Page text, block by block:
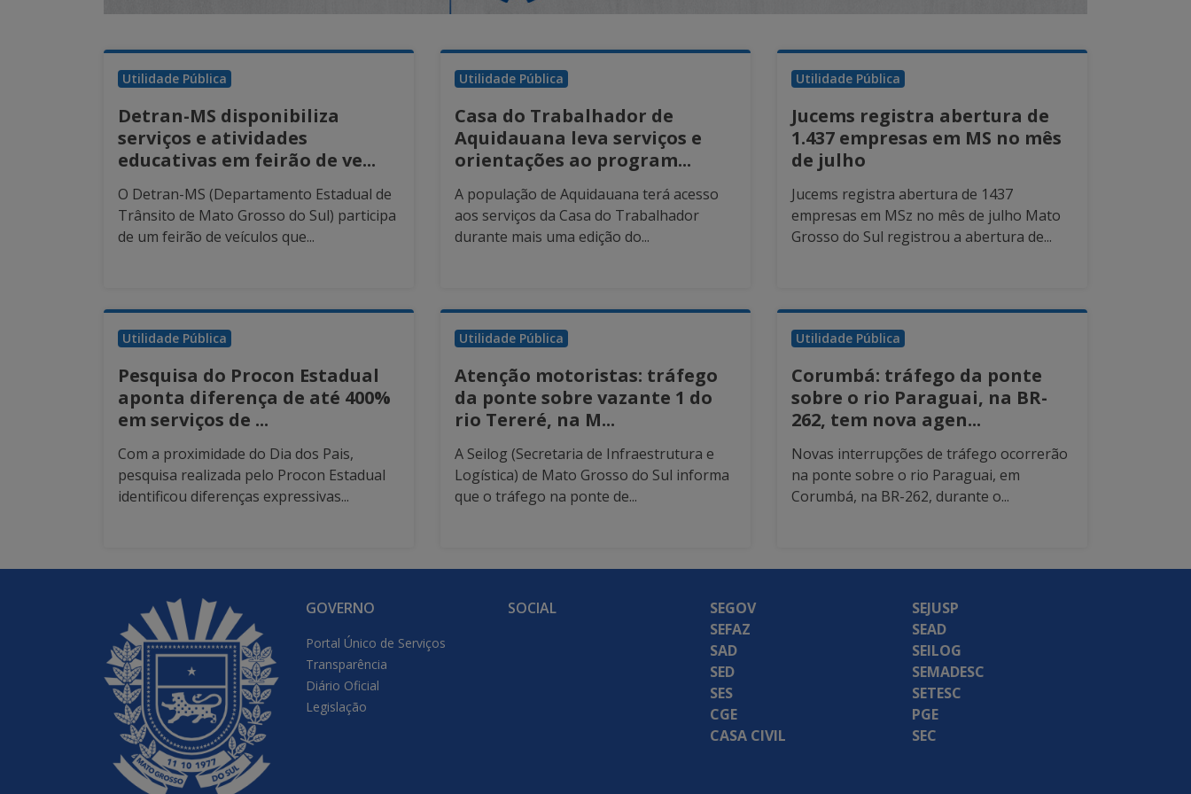
Utilidade Pública
Detran-MS disponibiliza
serviços e atividades
educativas em feirão de ve...
O Detran-MS (Departamento Estadual de
Trânsito de Mato Grosso do Sul) participa
de um feirão de veículos que...
Utilidade Pública
Casa do Trabalhador de
Aquidauana leva serviços e
orientações ao program...
A população de Aquidauana terá acesso
aos serviços da Casa do Trabalhador
durante mais uma edição do...
Utilidade Pública
Jucems registra abertura de
1.437 empresas em MS no mês
de julho
Jucems registra abertura de 1437
empresas em MSz no mês de julho Mato
Grosso do Sul registrou a abertura de...
Utilidade Pública
Pesquisa do Procon Estadual
aponta diferença de até 400%
em serviços de ...
Com a proximidade do Dia dos Pais,
pesquisa realizada pelo Procon Estadual
identificou diferenças expressivas...
Utilidade Pública
Atenção motoristas: tráfego
da ponte sobre vazante 1 do
rio Tereré, na M...
A Seilog (Secretaria de Infraestrutura e
Logística) de Mato Grosso do Sul informa
que o tráfego na ponte de...
Utilidade Pública
Corumbá: tráfego da ponte
sobre o rio Paraguai, na BR-
262, tem nova agen...
Novas interrupções de tráfego ocorrerão
na ponte sobre o rio Paraguai, em
Corumbá, na BR-262, durante o...
GOVERNO
Portal Único de Serviços
Transparência
Diário Oficial
Legislação
SOCIAL
SEGOV
SEFAZ
SAD
SED
SES
CGE
CASA CIVIL
SEJUSP
SEAD
SEILOG
SEMADESC
SETESC
PGE
SEC